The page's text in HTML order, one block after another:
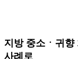
지방 중소ㆍ귀향
사례로